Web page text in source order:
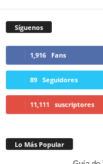
Síguenos
1,916 Fans
89 Seguidores
11,111 suscriptores
Lo Más Popular